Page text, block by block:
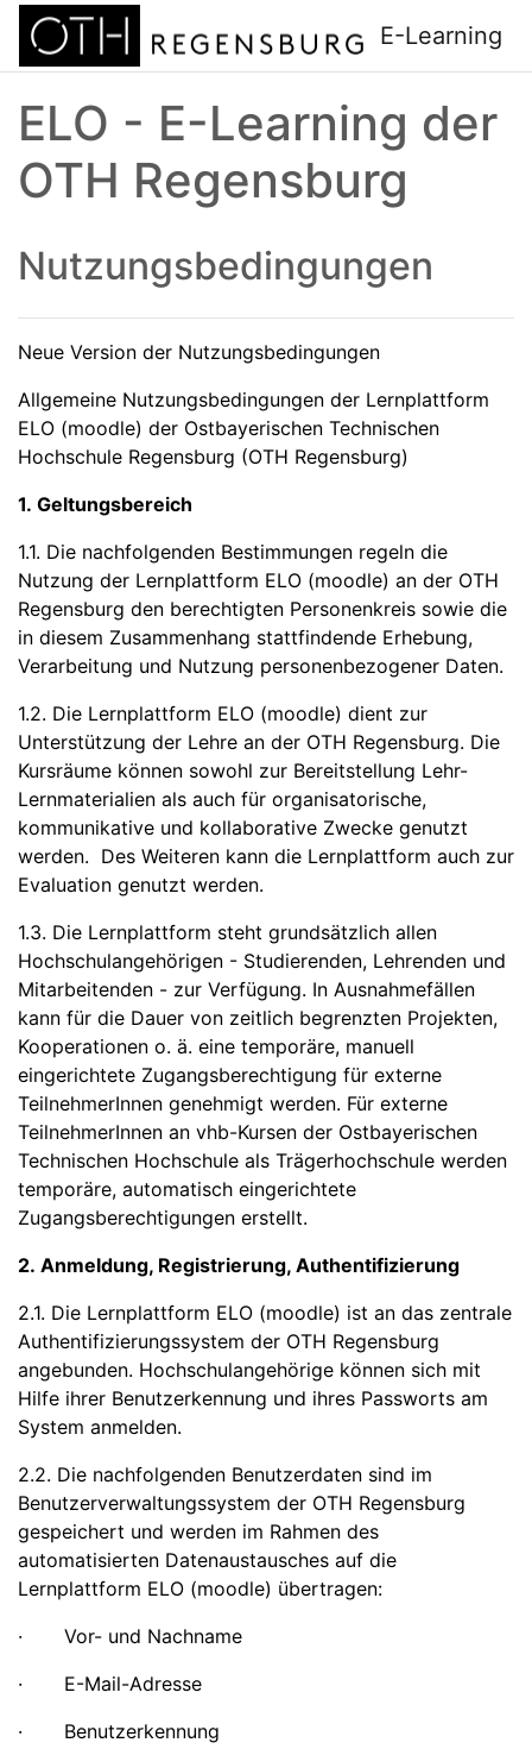
Zum Hauptinhalt
E-Learning
ELO - E-Learning der
OTH Regensburg
Nutzungsbedingungen
Neue Version der Nutzungsbedingungen
Allgemeine Nutzungsbedingungen der Lernplattform
ELO (moodle) der Ostbayerischen Technischen
Hochschule Regensburg (OTH Regensburg)
1. Geltungsbereich
1.1. Die nachfolgenden Bestimmungen regeln die
Nutzung der Lernplattform ELO (moodle) an der OTH
Regensburg den berechtigten Personenkreis sowie die
in diesem Zusammenhang stattfindende Erhebung,
Verarbeitung und Nutzung personenbezogener Daten.
1.2. Die Lernplattform ELO (moodle) dient zur
Unterstützung der Lehre an der OTH Regensburg. Die
Kursräume können sowohl zur Bereitstellung Lehr-
Lernmaterialien als auch für organisatorische,
kommunikative und kollaborative Zwecke genutzt
werden. Des Weiteren kann die Lernplattform auch zur
Evaluation genutzt werden.
1.3. Die Lernplattform steht grundsätzlich allen
Hochschulangehörigen - Studierenden, Lehrenden und
Mitarbeitenden - zur Verfügung. In Ausnahmefällen
kann für die Dauer von zeitlich begrenzten Projekten,
Kooperationen o. ä. eine temporäre, manuell
eingerichtete Zugangsberechtigung für externe
TeilnehmerInnen genehmigt werden. Für externe
TeilnehmerInnen an vhb-Kursen der Ostbayerischen
Technischen Hochschule als Trägerhochschule werden
temporäre, automatisch eingerichtete
Zugangsberechtigungen erstellt.
2. Anmeldung, Registrierung, Authentifizierung
2.1. Die Lernplattform ELO (moodle) ist an das zentrale
Authentifizierungssystem der OTH Regensburg
angebunden. Hochschulangehörige können sich mit
Hilfe ihrer Benutzerkennung und ihres Passworts am
System anmelden.
2.2. Die nachfolgenden Benutzerdaten sind im
Benutzerverwaltungssystem der OTH Regensburg
gespeichert und werden im Rahmen des
automatisierten Datenaustausches auf die
Lernplattform ELO (moodle) übertragen:
· Vor- und Nachname
· E-Mail-Adresse
· Benutzerkennung